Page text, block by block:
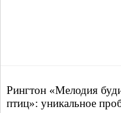
Рингтон «Мелодия
птиц»: уникальное